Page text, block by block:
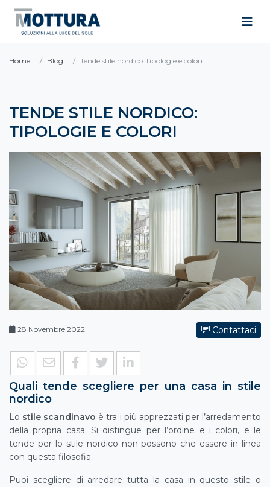
Home Blog Tende stile nordico: tipologie e colori
TENDE STILE NORDICO:
TIPOLOGIE E COLORI
28 Novembre 2022 Contattaci
Quali tende scegliere per una casa in stile
nordico
Lo stile scandinavo è tra i più apprezzati per l’arredamento
della propria casa. Si distingue per l’ordine e i colori, e le
tende per lo stile nordico non possono che essere in linea
con questa filosofia.
Puoi scegliere di arredare tutta la casa in questo stile o